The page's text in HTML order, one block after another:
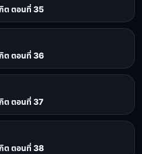
กิต ตอนที่ 35
กิต ตอนที่ 36
ต ตอนที่ 37
กิต ตอนที่ 38